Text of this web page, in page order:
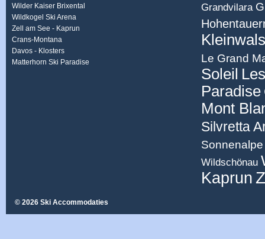
Wilder Kaiser Brixental
Wildkogel Ski Arena
Zell am See - Kaprun
Crans-Montana
Davos - Klosters
Matterhorn Ski Paradise
Grandvilara
Le Grand
Soleil
Paradise
Mont
Silvretta
Wildschönau
Kaprun
© 2026 Ski Accommodaties